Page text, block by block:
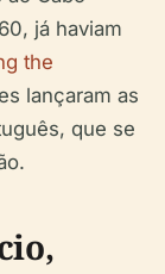
já haviam
the
lançaram as
que se